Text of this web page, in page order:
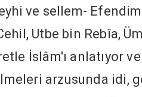
ve sellem-
Utbe bin Rebîa,
İslâm'ı anlatıyor
arzusunda idi,